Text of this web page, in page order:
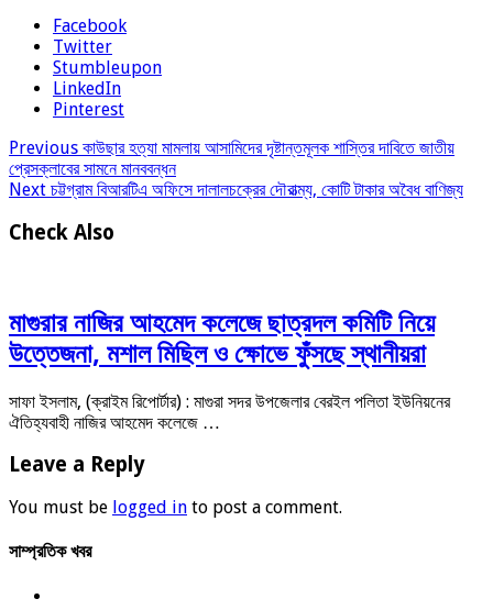
Facebook
Twitter
Stumbleupon
LinkedIn
Pinterest
Previous কাউছার হত্যা মামলায় আসামিদের দৃষ্টান্তমূলক শাস্তির দাবিতে জাতীয়
প্রেসক্লাবের সামনে মানববন্ধন
Next চট্টগ্রাম বিআরটিএ অফিসে দালালচক্রের দৌরাত্ম্য, কোটি টাকার অবৈধ বাণিজ্য
Check Also
মাগুরার নাজির আহমেদ কলেজে ছাত্রদল কমিটি নিয়ে
উত্তেজনা, মশাল মিছিল ও ক্ষোভে ফুঁসছে স্থানীয়রা
সাফা ইসলাম, (ক্রাইম রিপোর্টার) : মাগুরা সদর উপজেলার বেরইল পলিতা ইউনিয়নের
ঐতিহ্যবাহী নাজির আহমেদ কলেজে …
Leave a Reply
You must be logged in to post a comment.
সাম্প্রতিক খবর